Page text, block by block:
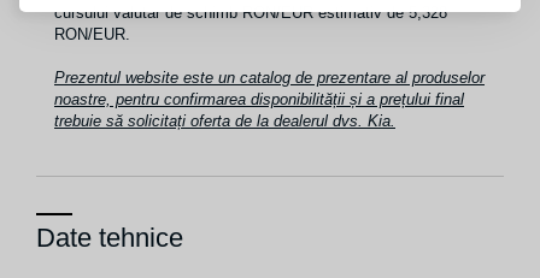
cursului valutar de schimb RON/EUR estimativ de 5,328
RON/EUR.
Prezentul website este un catalog de prezentare al produselor
noastre, pentru confirmarea disponibilității și a prețului final
trebuie să solicitați oferta de la dealerul dvs. Kia.
Date tehnice